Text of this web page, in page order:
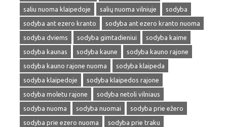
saliu nuoma klaipedoje
salių nuoma vilniuje
sodyba
sodyba ant ezero kranto
sodyba ant ezero kranto nuoma
sodyba dviems
sodyba gimtadieniui
sodyba kaime
sodyba kaunas
sodyba kaune
sodyba kauno rajone
sodyba kauno rajone nuoma
sodyba klaipeda
sodyba klaipedoje
sodyba klaipedos rajone
sodyba moletu rajone
sodyba netoli vilniaus
sodyba nuoma
sodyba nuomai
sodyba prie ežero
sodyba prie ezero nuoma
sodyba prie traku